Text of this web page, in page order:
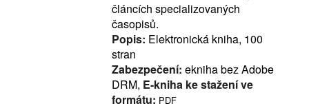
článcích specializovaných
časopisů.
Popis: Elektronická kniha, 100
stran
Zabezpečení: ekniha bez Adobe
DRM, E-kniha ke stažení ve
formátu: PDF